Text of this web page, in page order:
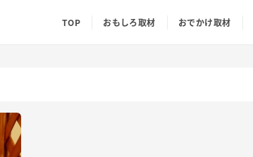
TOP おもしろ取材 おでかけ取材